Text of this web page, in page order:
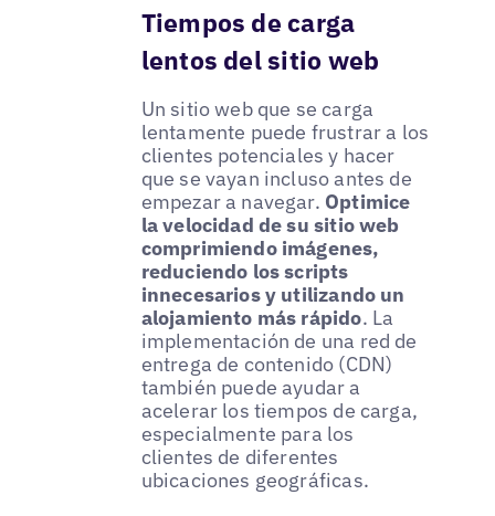
Tiempos de carga
lentos del sitio web
Un sitio web que se carga
lentamente puede frustrar a los
clientes potenciales y hacer
que se vayan incluso antes de
empezar a navegar. Optimice
la velocidad de su sitio web
comprimiendo imágenes,
reduciendo los scripts
innecesarios y utilizando un
alojamiento más rápido. La
implementación de una red de
entrega de contenido (CDN)
también puede ayudar a
acelerar los tiempos de carga,
especialmente para los
clientes de diferentes
ubicaciones geográficas.